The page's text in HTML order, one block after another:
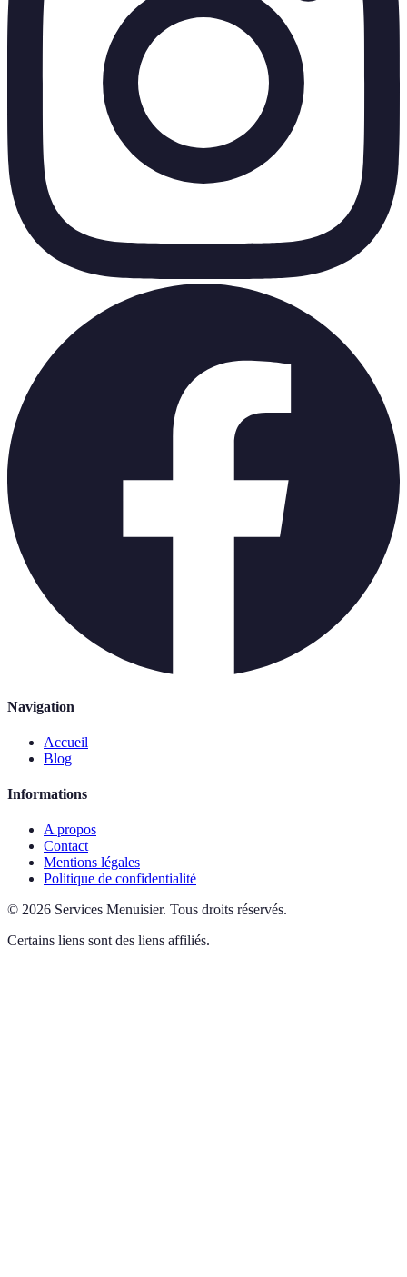
Navigation
Accueil
Blog
Informations
A propos
Contact
Mentions légales
Politique de confidentialité
© 2026 Services Menuisier. Tous droits réservés.
Certains liens sont des liens affiliés.